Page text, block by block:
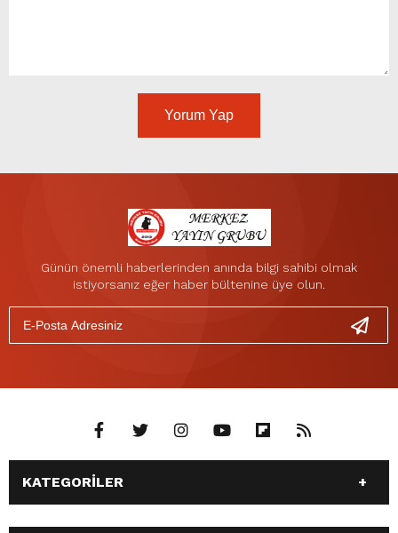
Yorum Yap
Günün önemli haberlerinden anında bilgi sahibi olmak
istiyorsanız eğer haber bültenine üye olun.
KATEGORİLER
ANASAYFA GÜNDEM